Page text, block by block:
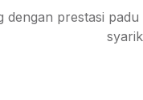
dengan prestasi